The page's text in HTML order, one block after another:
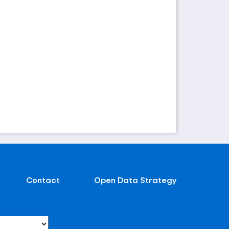
Contact Open Data Strategy